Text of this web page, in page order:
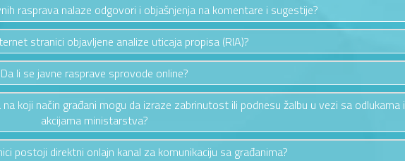
rasprava nalaze odgovori i objašnjenja na komentare i sugestije?
stranici objavljene analize uticaja propisa (RIA)?
Da li se javne rasprave sprovode online?
koji način građani mogu da izraze zabrinutost ili podnesu žalbu u vezi sa odlukama i
akcijama ministarstva?
postoji direktni onlajn kanal za komunikaciju sa građanima?